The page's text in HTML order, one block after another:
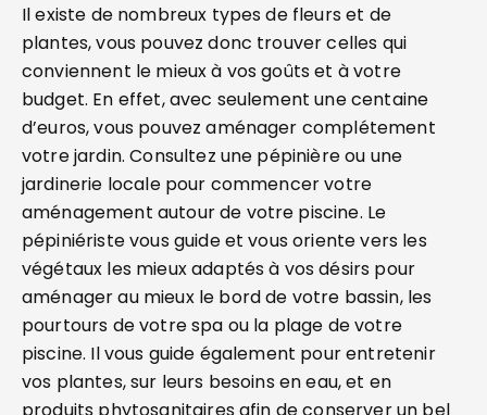
Il existe de nombreux types de fleurs et de
plantes, vous pouvez donc trouver celles qui
conviennent le mieux à vos goûts et à votre
budget. En effet, avec seulement une centaine
d’euros, vous pouvez aménager complétement
votre jardin. Consultez une pépinière ou une
jardinerie locale pour commencer votre
aménagement autour de votre piscine. Le
pépiniériste vous guide et vous oriente vers les
végétaux les mieux adaptés à vos désirs pour
aménager au mieux le bord de votre bassin, les
pourtours de votre spa ou la plage de votre
piscine. Il vous guide également pour entretenir
vos plantes, sur leurs besoins en eau, et en
produits phytosanitaires afin de conserver un bel